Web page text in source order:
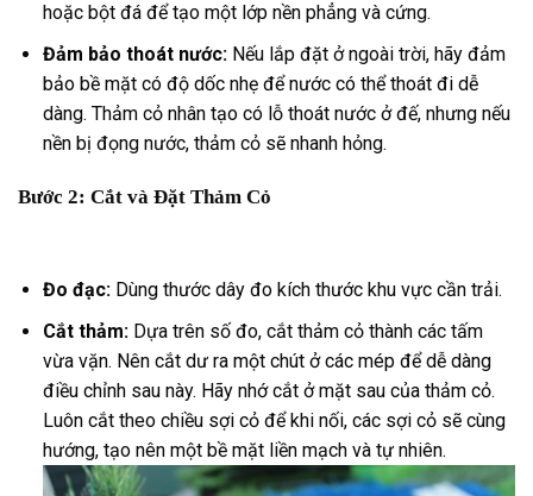
hoặc bột đá để tạo một lớp nền phẳng và cứng.
Đảm bảo thoát nước:Nếu lắp đặt ở ngoài trời, hãy đảm
bảo bề mặt có độ dốc nhẹ để nước có thể thoát đi dễ
dàng. Thảm cỏ nhân tạo có lỗ thoát nước ở đế, nhưng nếu
nền bị đọng nước, thảm cỏ sẽ nhanh hỏng.
Bước 2: Cắt và Đặt Thảm Cỏ
Đo đạc:Dùng thước dây đo kích thước khu vực cần trải.
Cắt thảm:Dựa trên số đo, cắt thảm cỏ thành các tấm
vừa vặn. Nên cắt dư ra một chút ở các mép để dễ dàng
điều chỉnh sau này. Hãy nhớ cắt ở mặt sau của thảm cỏ.
Luôn cắt theo chiều sợi cỏ để khi nối, các sợi cỏ sẽ cùng
hướng, tạo nên một bề mặt liền mạch và tự nhiên.